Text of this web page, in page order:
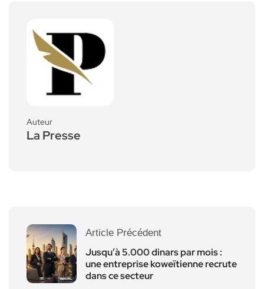
Auteur
La Presse
Article Précédent
Jusqu’à 5.000 dinars par mois :
une entreprise koweïtienne recrute
dans ce secteur